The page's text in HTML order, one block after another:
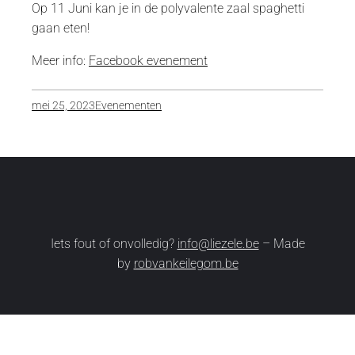
Op 11 Juni kan je in de polyvalente zaal spaghetti
gaan eten!
Meer info: Facebook evenement
mei 25, 2023Evenementen
Iets fout of onvolledig? info@liezele.be– Made
by robvankeilegom.be